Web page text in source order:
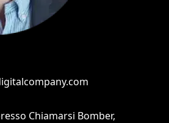
Chiamarsi Bomber,